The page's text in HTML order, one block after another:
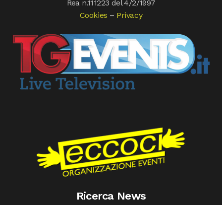
Rea n.111223 del 4/2/1997
Cookies – Privacy
Ricerca News